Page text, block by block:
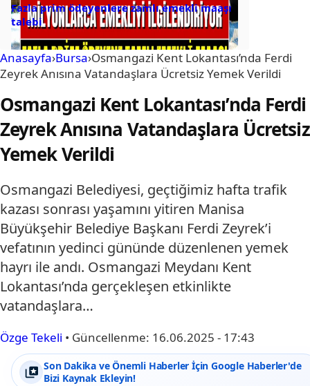
Fazla prim ödeyenlere zamlı emekli maaşı
talebi
Anasayfa›Bursa›Osmangazi Kent Lokantası’nda Ferdi
Zeyrek Anısına Vatandaşlara Ücretsiz Yemek Verildi
Osmangazi Kent Lokantası’nda Ferdi
Zeyrek Anısına Vatandaşlara Ücretsiz
Yemek Verildi
Osmangazi Belediyesi, geçtiğimiz hafta trafik
kazası sonrası yaşamını yitiren Manisa
Büyükşehir Belediye Başkanı Ferdi Zeyrek’i
vefatının yedinci gününde düzenlenen yemek
hayrı ile andı. Osmangazi Meydanı Kent
Lokantası’nda gerçekleşen etkinlikte
vatandaşlara…
Özge Tekeli • Güncellenme: 16.06.2025 - 17:43
Son Dakika ve Önemli Haberler İçin Google Haberler'de
Bizi Kaynak Ekleyin!